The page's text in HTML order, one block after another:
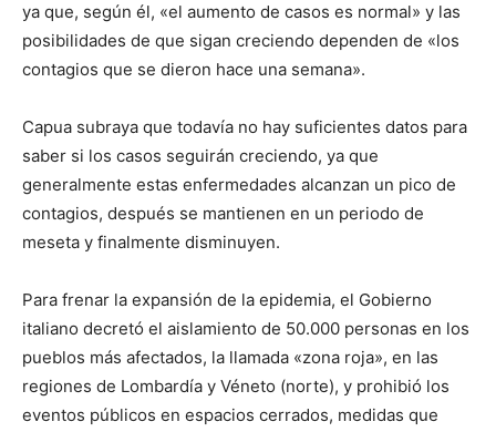
ya que, según él, «el aumento de casos es normal» y las
posibilidades de que sigan creciendo dependen de «los
contagios que se dieron hace una semana».
Capua subraya que todavía no hay suficientes datos para
saber si los casos seguirán creciendo, ya que
generalmente estas enfermedades alcanzan un pico de
contagios, después se mantienen en un periodo de
meseta y finalmente disminuyen.
Para frenar la expansión de la epidemia, el Gobierno
italiano decretó el aislamiento de 50.000 personas en los
pueblos más afectados, la llamada «zona roja», en las
regiones de Lombardía y Véneto (norte), y prohibió los
eventos públicos en espacios cerrados, medidas que